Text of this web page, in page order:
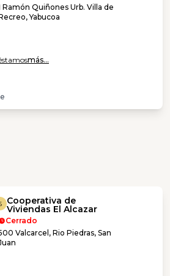
Ramón Quiñones Urb. Villa de
Yabucoa
más...
Cooperativa de
Viviendas El Alcazar
Cerrado
Valcarcel, Rio Piedras, San